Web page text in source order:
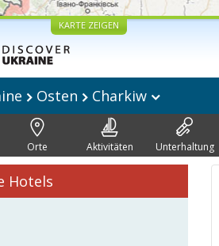
KARTE ZEIGEN
Osten Charkiw
Orte Aktivitäten Unterhaltung
Hotels